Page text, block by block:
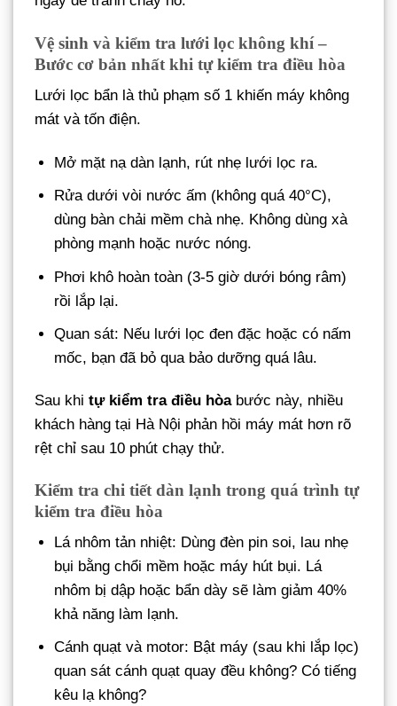
Vệ sinh và kiểm tra lưới lọc không khí –
Bước cơ bản nhất khi tự kiểm tra điều hòa
Lưới lọc bẩn là thủ phạm số 1 khiến máy không
mát và tốn điện.
Mở mặt nạ dàn lạnh, rút nhẹ lưới lọc ra.
Rửa dưới vòi nước ấm (không quá 40°C),
dùng bàn chải mềm chà nhẹ. Không dùng xà
phòng mạnh hoặc nước nóng.
Phơi khô hoàn toàn (3-5 giờ dưới bóng râm)
rồi lắp lại.
Quan sát: Nếu lưới lọc đen đặc hoặc có nấm
mốc, bạn đã bỏ qua bảo dưỡng quá lâu.
Sau khi tự kiểm tra điều hòabước này, nhiều
khách hàng tại Hà Nội phản hồi máy mát hơn rõ
rệt chỉ sau 10 phút chạy thử.
Kiểm tra chi tiết dàn lạnh trong quá trình tự
kiểm tra điều hòa
Lá nhôm tản nhiệt: Dùng đèn pin soi, lau nhẹ
bụi bằng chổi mềm hoặc máy hút bụi. Lá
nhôm bị dập hoặc bẩn dày sẽ làm giảm 40%
khả năng làm lạnh.
Cánh quạt và motor: Bật máy (sau khi lắp lọc)
quan sát cánh quạt quay đều không? Có tiếng
kêu lạ không?